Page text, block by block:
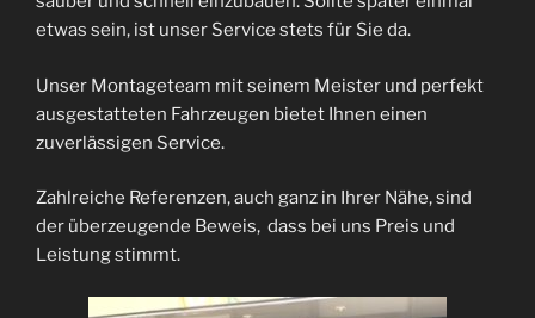
etwas sein, ist unser Service stets für Sie da.
Unser Montageteam mit seinem Meister und perfekt
ausgestatteten Fahrzeugen bietet Ihnen einen
zuverlässigen Service.
Zahlreiche Referenzen, auch ganz in Ihrer Nähe, sind
der überzeugende Beweis, dass bei uns Preis und
Leistung stimmt.